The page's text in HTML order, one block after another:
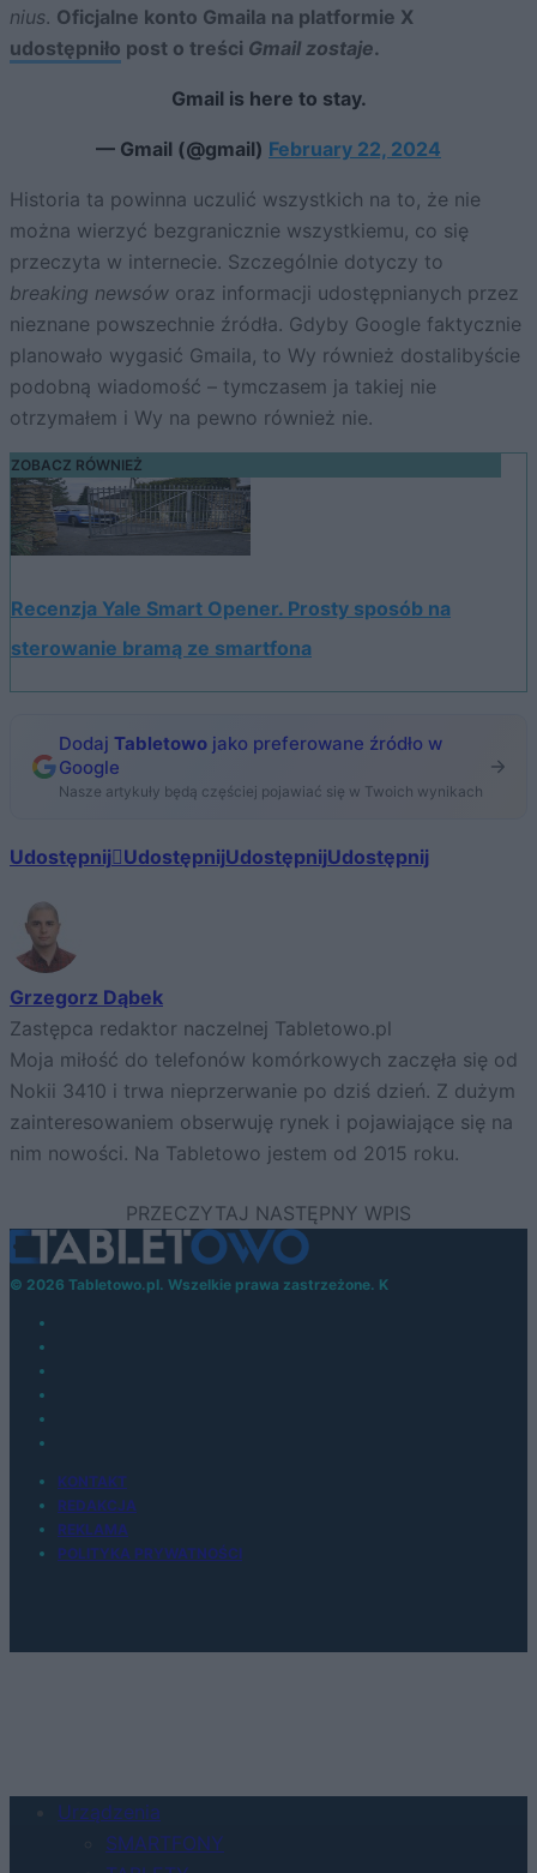
nius. Oficjalne konto Gmaila na platformie X
udostępniło post o treści Gmail zostaje.
Gmail is here to stay.
— Gmail (@gmail) February 22, 2024
Historia ta powinna uczulić wszystkich na to, że nie
można wierzyć bezgranicznie wszystkiemu, co się
przeczyta w internecie. Szczególnie dotyczy to
breaking newsów oraz informacji udostępnianych przez
nieznane powszechnie źródła. Gdyby Google faktycznie
planowało wygasić Gmaila, to Wy również dostalibyście
podobną wiadomość – tymczasem ja takiej nie
otrzymałem i Wy na pewno również nie.
ZOBACZ RÓWNIEŻ
Recenzja Yale Smart Opener. Prosty sposób na
sterowanie bramą ze smartfona
Dodaj Tabletowo jako preferowane źródło w
Google
Nasze artykuły będą częściej pojawiać się w Twoich wynikach
Udostępnij UdostępnijUdostępnijUdostępnij
Grzegorz Dąbek
Zastępca redaktor naczelnej Tabletowo.pl
Moja miłość do telefonów komórkowych zaczęła się od
Nokii 3410 i trwa nieprzerwanie po dziś dzień. Z dużym
zainteresowaniem obserwuję rynek i pojawiające się na
nim nowości. Na Tabletowo jestem od 2015 roku.
© 2026 Tabletowo.pl. Wszelkie prawa zastrzeżone. K
KONTAKT
REDAKCJA
REKLAMA
POLITYKA PRYWATNOŚCI
Urządzenia
SMARTFONY